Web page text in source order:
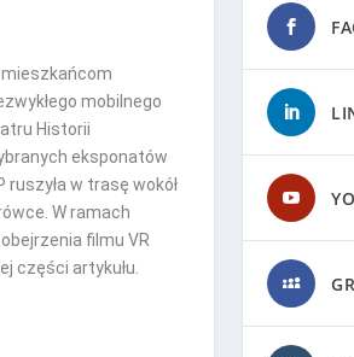
mieszkańcom
mobilnego
Historii
eksponatów
w trasę wokół
W ramach
filmu VR
części artykułu.